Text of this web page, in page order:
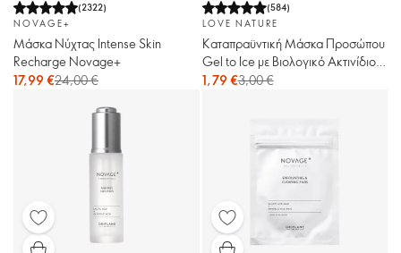
(2322)
NOVAGE+
Mάσκα Νύχτας Intense Skin
Recharge Novage+
17,99 €24,00 €
(584)
LOVE NATURE
Καταπραϋντική Μάσκα Προσώπου
Gel to Ice με Βιολογικό Ακτινίδιο
Love Nature
1,79 €3,00 €